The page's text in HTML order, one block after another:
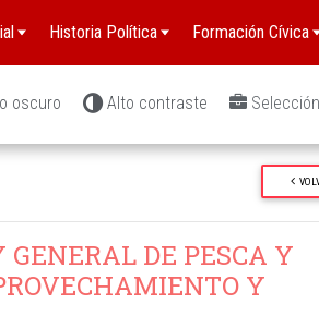
Historia Política Formación Cívica
oscuro Alto contraste Selección
DE PESCA Y
Y